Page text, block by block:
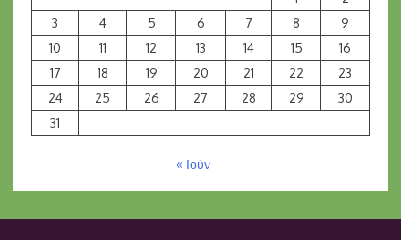
3
4 5 6 7 8
9
10
11 12 13 14 15
16
17
18 19 20 21 22
23
24
25 26 27 28 29
30
31
« Ιούν